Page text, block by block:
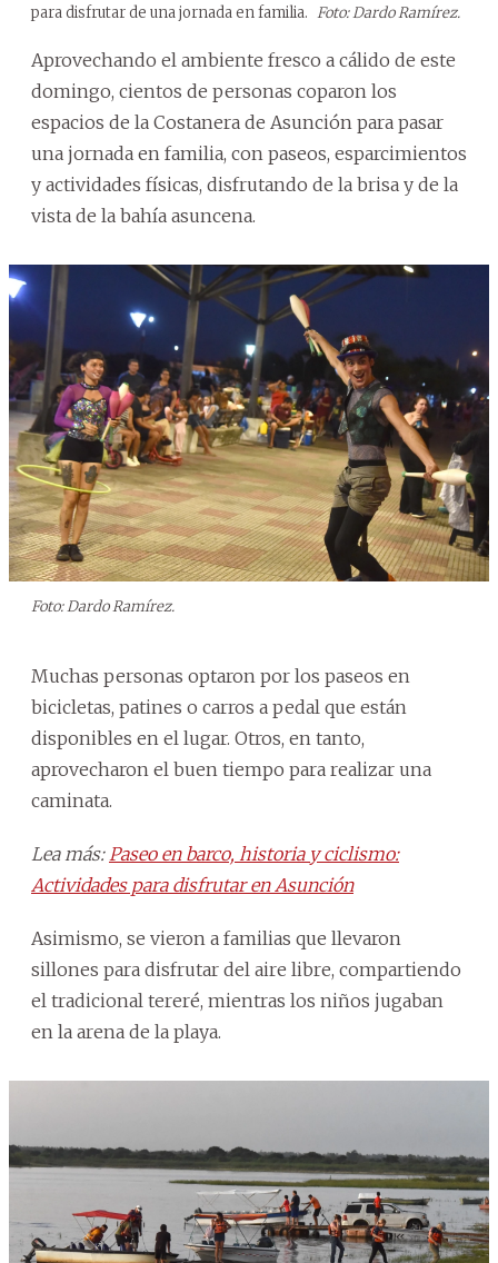
para disfrutar de una jornada en familia. Foto: Dardo Ramírez.
Aprovechando el ambiente fresco a cálido de este
domingo, cientos de personas coparon los
espacios de la Costanera de Asunción para pasar
una jornada en familia, con paseos, esparcimientos
y actividades físicas, disfrutando de la brisa y de la
vista de la bahía asuncena.
Foto: Dardo Ramírez.
Muchas personas optaron por los paseos en
bicicletas, patines o carros a pedal que están
disponibles en el lugar. Otros, en tanto,
aprovecharon el buen tiempo para realizar una
caminata.
Lea más: Paseo en barco, historia y ciclismo:
Actividades para disfrutar en Asunción
Asimismo, se vieron a familias que llevaron
sillones para disfrutar del aire libre, compartiendo
el tradicional tereré, mientras los niños jugaban
en la arena de la playa.